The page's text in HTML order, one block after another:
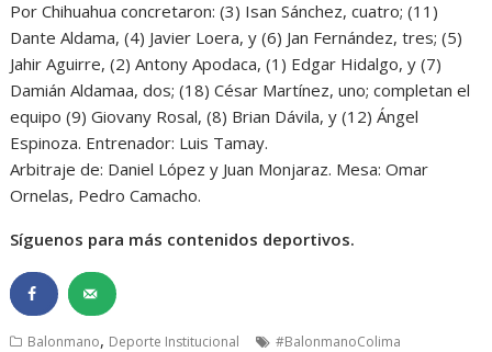
Por Chihuahua concretaron: (3) Isan Sánchez, cuatro; (11)
Dante Aldama, (4) Javier Loera, y (6) Jan Fernández, tres; (5)
Jahir Aguirre, (2) Antony Apodaca, (1) Edgar Hidalgo, y (7)
Damián Aldamaa, dos; (18) César Martínez, uno; completan el
equipo (9) Giovany Rosal, (8) Brian Dávila, y (12) Ángel
Espinoza. Entrenador: Luis Tamay.
Arbitraje de: Daniel López y Juan Monjaraz. Mesa: Omar
Ornelas, Pedro Camacho.
Síguenos para más contenidos deportivos.
Balonmano, Deporte Institucional
#BalonmanoColima